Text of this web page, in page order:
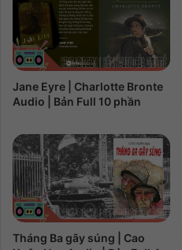
Jane Eyre | Charlotte Bronte
Audio | Bản Full 10 phần
Tháng Ba gãy súng | Cao